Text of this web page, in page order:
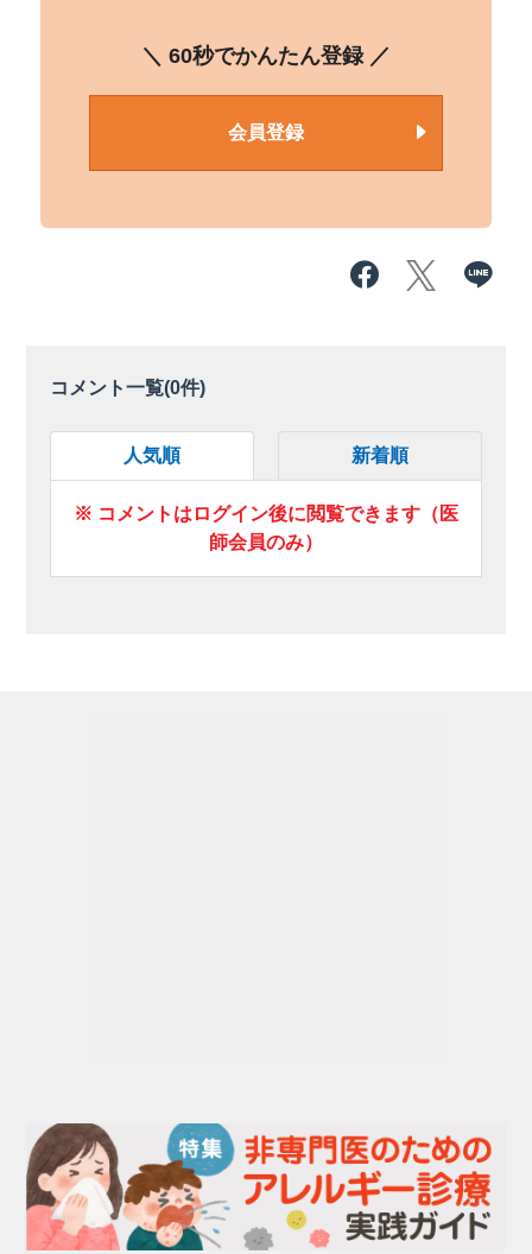
＼ 60秒でかんたん登録 ／
会員登録
コメント一覧(0件)
人気順 新着順
※ コメントはログイン後に閲覧できます（医
師会員のみ）